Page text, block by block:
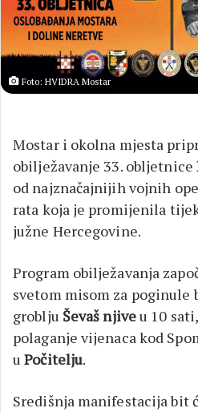
Foto: HVIDRA Mostar
Mostar i okolna mjesta
obilježavanje 33. obljetnice
od najznačajnijih vojnih
rata koja je promijenila
južne Hercegovine.
Program obilježavanja
svetom misom za poginule
groblju Ševaš njiveu 10
polaganje vijenaca kod
uPočitelju.
Središnja manifestacija bit